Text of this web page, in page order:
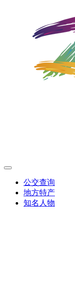
公交查询
地方特产
知名人物